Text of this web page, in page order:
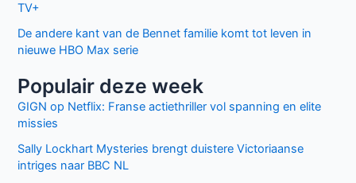
TV+
De andere kant van de Bennet familie komt tot leven in
nieuwe HBO Max serie
Populair deze week
GIGN op Netflix: Franse actiethriller vol spanning en elite
missies
Sally Lockhart Mysteries brengt duistere Victoriaanse
intriges naar BBC NL